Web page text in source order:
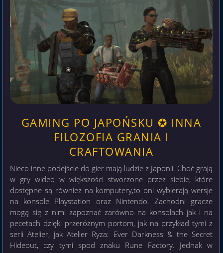
GAMING PO JAPOŃSKU ✪ INNA
FILOZOFIA GRANIA I
CRAFTOWANIA
Nieco inne podejście do gier mają ludzie z Japonii. Choć grają
w gry wideo w większości stworzone przez siebie, które
dostępne są również na komputery,to oni wybierają wersje
na konsole Playstation oraz Nintendo. Zachodni gracze
mogą się z nimi zapoznać zarówno na konsolach jak i na
pecetach dzięki przeróżnym portom, jak na przykład tymi z
serii Atelier, jak Atelier Ryza: Ever Darkness & the Secret
Hideout, czy tymi spod znaku Rune Factory. Jednak w